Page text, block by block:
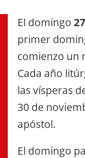
El domingo
primer
comienzo un
Cada año
las vísperas
30 de
apóstol.
El domingo